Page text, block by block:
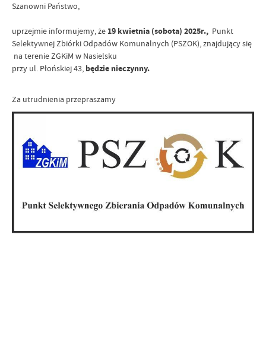
Szanowni Państwo,
uprzejmie informujemy, że 19 kwietnia (sobota) 2025r., Punkt
Selektywnej Zbiórki Odpadów Komunalnych (PSZOK), znajdujący się
na terenie ZGKiM w Nasielsku
przy ul. Płońskiej 43, będzie nieczynny.
Za utrudnienia przepraszamy